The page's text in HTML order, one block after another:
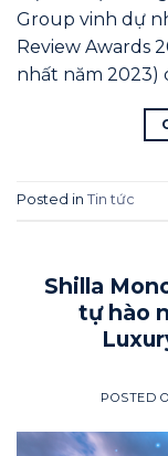
Group vinh dự
Review Awards
nhất năm 2023)
Posted in Tin tức
Shilla
tự hào
POSTED